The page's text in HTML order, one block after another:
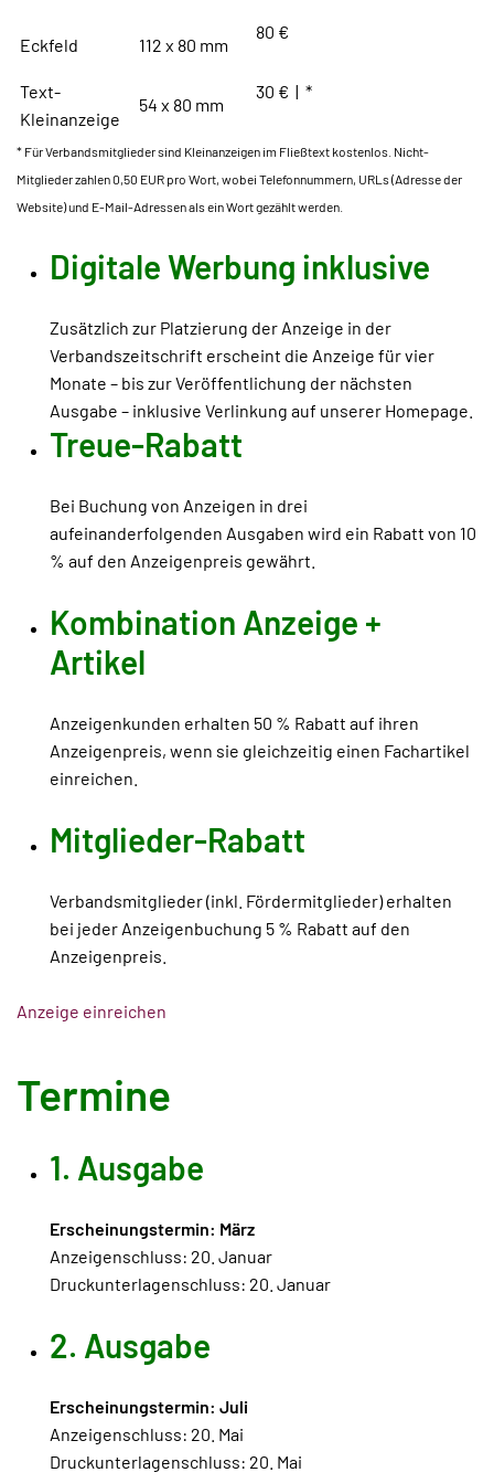
Eckfeld 112 x 80 mm
80 €
Text-
Kleinanzeige
54 x 80 mm
30 € | *
* Für Verbandsmitglieder sind Kleinanzeigen im Fließtext kostenlos. Nicht-
Mitglieder zahlen 0,50 EUR pro Wort, wobei Telefonnummern, URLs (Adresse der
Website) und E-Mail-Adressen als ein Wort gezählt werden.
Digitale Werbung inklusive
Zusätzlich zur Platzierung der Anzeige in der
Verbandszeitschrift erscheint die Anzeige für vier
Monate – bis zur Veröffentlichung der nächsten
Ausgabe – inklusive Verlinkung auf unserer Homepage.
Treue-Rabatt
Bei Buchung von Anzeigen in drei
aufeinanderfolgenden Ausgaben wird ein Rabatt von 10
% auf den Anzeigenpreis gewährt.
Kombination Anzeige +
Artikel
Anzeigenkunden erhalten 50 % Rabatt auf ihren
Anzeigenpreis, wenn sie gleichzeitig einen Fachartikel
einreichen.
Mitglieder-Rabatt
Verbandsmitglieder (inkl. Fördermitglieder) erhalten
bei jeder Anzeigenbuchung 5 % Rabatt auf den
Anzeigenpreis.
Anzeige einreichen
Termine
1. Ausgabe
Erscheinungstermin: März
Anzeigenschluss: 20. Januar
Druckunterlagenschluss: 20. Januar
2. Ausgabe
Erscheinungstermin: Juli
Anzeigenschluss: 20. Mai
Druckunterlagenschluss: 20. Mai